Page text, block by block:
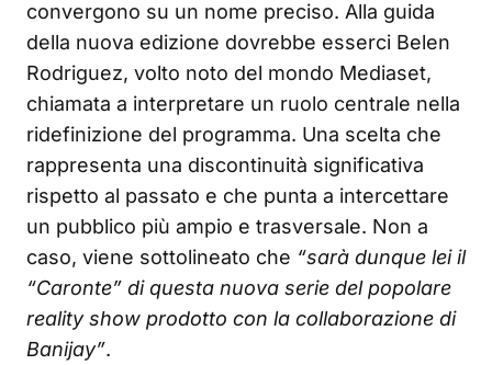
convergono su un nome preciso. Alla guida
della nuova edizione dovrebbe esserci Belen
Rodriguez, volto noto del mondo Mediaset,
chiamata a interpretare un ruolo centrale nella
ridefinizione del programma. Una scelta che
rappresenta una discontinuità significativa
rispetto al passato e che punta a intercettare
un pubblico più ampio e trasversale. Non a
caso, viene sottolineato che “sarà dunque lei il
“Caronte” di questa nuova serie del popolare
reality show prodotto con la collaborazione di
Banijay”.